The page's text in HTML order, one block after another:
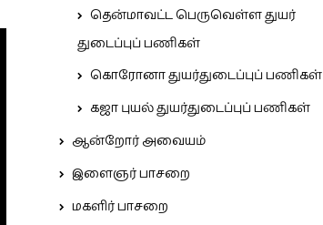
தென்மாவட்ட பெருவெள்ள துயர்
துடைப்புப் பணிகள்
கொரோனா துயர்துடைப்புப் பணிகள்
கஜா புயல் துயர்துடைப்புப் பணிகள்
ஆன்றோர் அவையம்
இளைஞர் பாசறை
மகளிர் பாசறை